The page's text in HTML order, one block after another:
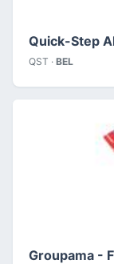
Quick-Step
QST · BEL
Groupama -